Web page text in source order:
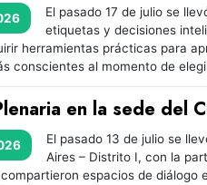
El pasado 17 de julio se
etiquetas y decisiones
herramientas prácticas para
conscientes al momento de
en la sede del
El pasado 13 de julio se
Aires – Distrito I, con la
espacios de